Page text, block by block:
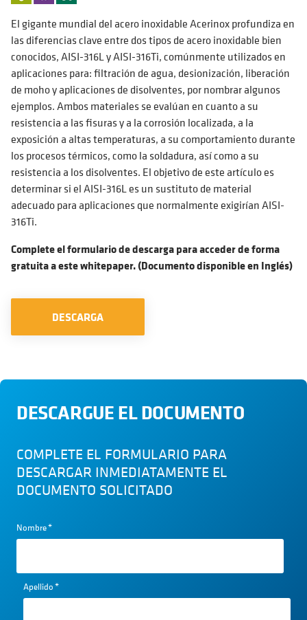
El gigante mundial del acero inoxidable Acerinox profundiza en
las diferencias clave entre dos tipos de acero inoxidable bien
conocidos, AISI-316L y AISI-316Ti, comúnmente utilizados en
aplicaciones para: filtración de agua, desionización, liberación
de moho y aplicaciones de disolventes, por nombrar algunos
ejemplos. Ambos materiales se evalúan en cuanto a su
resistencia a las fisuras y a la corrosión localizada, a la
exposición a altas temperaturas, a su comportamiento durante
los procesos térmicos, como la soldadura, así como a su
resistencia a los disolventes. El objetivo de este artículo es
determinar si el AISI-316L es un sustituto de material
adecuado para aplicaciones que normalmente exigirían AISI-
316Ti.
Complete el formulario de descarga para acceder de forma
gratuita a este whitepaper. (Documento disponible en Inglés)
DESCARGA
DESCARGUE EL DOCUMENTO
COMPLETE EL FORMULARIO PARA
DESCARGAR INMEDIATAMENTE EL
DOCUMENTO SOLICITADO
Nombre*
Apellido*